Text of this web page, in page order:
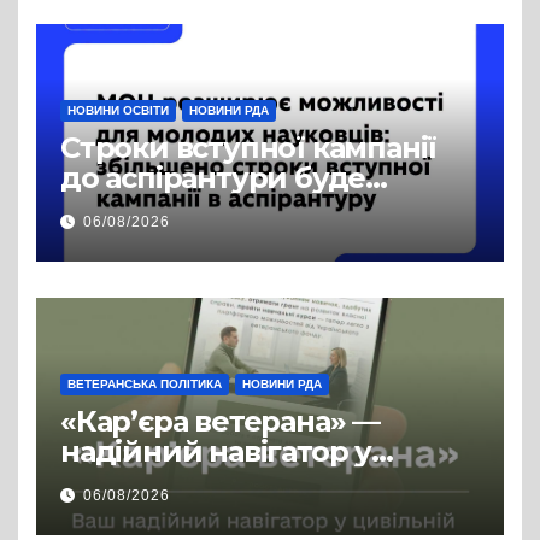
НОВИНИ ОСВІТИ НОВИНИ РДА
Строки вступної кампанії
до аспірантури буде
продовжено
06/08/2026
ВЕТЕРАНСЬКА ПОЛІТИКА НОВИНИ РДА
«Кар’єра ветерана» —
надійний навігатор у
цивільній професії
06/08/2026